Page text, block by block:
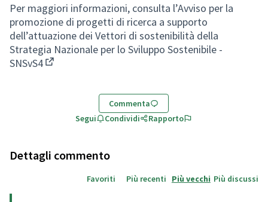
Per maggiori informazioni, consulta l’Avviso per la
promozione di progetti di ricerca a supporto
dell’attuazione dei Vettori di sostenibilità della
Strategia Nazionale per lo Sviluppo Sostenibile -
SNSvS4
Commenta
Segui
Condividi Rapporto
Dettagli commento
Favoriti Più recenti Più vecchi Più discussi